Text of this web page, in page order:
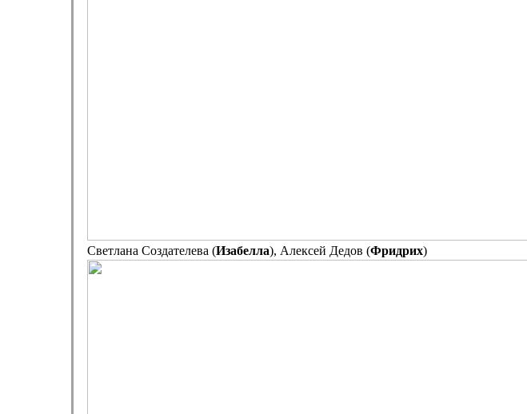
Светлана Создателева (Изабелла), Алексей Дедов (Фридрих)